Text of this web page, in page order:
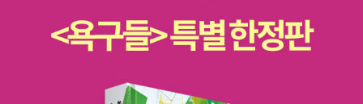
대로 나눌 수 있으며, 이는 성인기에 우울증과 불안증, 공황장애로 이
어질 수 있다. 이 책에서 저자는 성형외과 의사들과 ‘선천성 안면기형’
색점, 구순열, 부정교합, 안검하수 등을 가진 이들을 만나서 상담해보